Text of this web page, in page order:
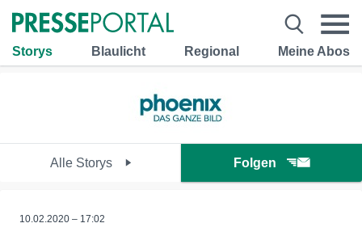
Storys Blaulicht Regional Meine Abos
Alle Storys Folgen
10.02.2020 – 17:02